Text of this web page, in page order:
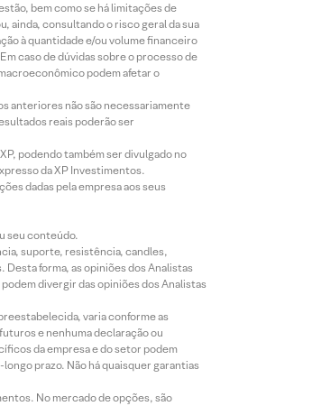
bem como se há limitações de
ainda, consultando o risco geral da sua
à quantidade e/ou volume financeiro
caso de dúvidas sobre o processo de
podem afetar o
anteriores não são necessariamente
reais poderão ser
podendo também ser divulgado no
da XP Investimentos.
dadas pela empresa aos seus
seu conteúdo.
suporte, resistência, candles,
forma, as opiniões dos Analistas
divergir das opiniões dos Analistas
varia conforme as
e nenhuma declaração ou
da empresa e do setor podem
prazo. Não há quaisquer garantias
No mercado de opções, são